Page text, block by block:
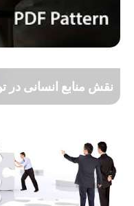
نقش منابع انسانی